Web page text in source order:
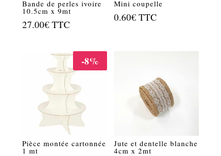
Bande de perles ivoire
10.5cm x 9mt
27.00€ TTC
Mini coupelle
0.60€ TTC
-8%
Pièce montée cartonnée
1 mt
Jute et dentelle blanche
4cm x 2mt